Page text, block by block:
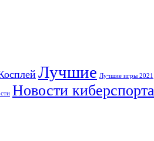
Лучшие Лучшие игры 2021
Новости киберспорта